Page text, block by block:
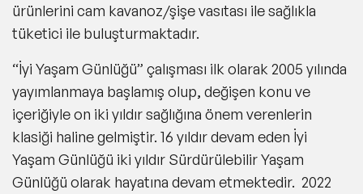
ürünlerini cam kavanoz/şişe vasıtası ile sağlıkla
tüketici ile buluşturmaktadır.
“İyi Yaşam Günlüğü” çalışması ilk olarak 2005 yılında
yayımlanmaya başlamış olup, değişen konu ve
içeriğiyle on iki yıldır sağlığına önem verenlerin
klasiği haline gelmiştir. 16 yıldır devam eden İyi
Yaşam Günlüğü iki yıldır Sürdürülebilir Yaşam
Günlüğü olarak hayatına devam etmektedir. 2022